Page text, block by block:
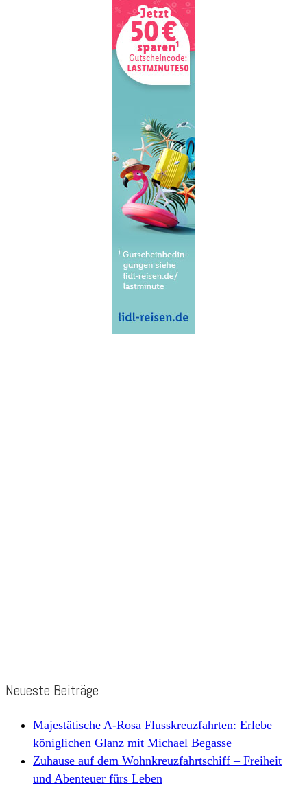
Neueste Beiträge
Majestätische A-Rosa Flusskreuzfahrten: Erlebe
königlichen Glanz mit Michael Begasse
Zuhause auf dem Wohnkreuzfahrtschiff – Freiheit
und Abenteuer fürs Leben